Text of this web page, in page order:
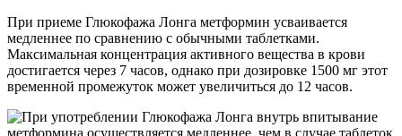
При приеме Глюкофажа Лонга метформин усваивается
медленнее по сравнению с обычными таблетками.
Максимальная концентрация активного вещества в крови
достигается через 7 часов, однако при дозировке 1500 мг этот
временной промежуток может увеличиться до 12 часов.